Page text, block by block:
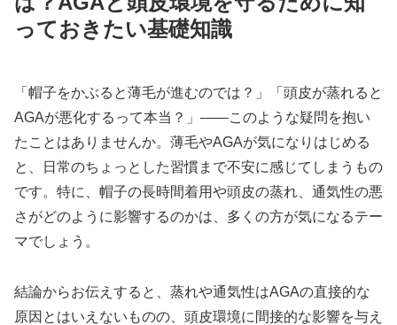
っておきたい基礎知識
「帽子をかぶると薄毛が進むのでは？」「頭皮が蒸れると
AGAが悪化するって本当？」――このような疑問を抱い
たことはありませんか。薄毛やAGAが気になりはじめる
と、日常のちょっとした習慣まで不安に感じてしまうもの
です。特に、帽子の長時間着用や頭皮の蒸れ、通気性の悪
さがどのように影響するのかは、多くの方が気になるテー
マでしょう。
結論からお伝えすると、蒸れや通気性はAGAの直接的な
原因とはいえないものの、頭皮環境に間接的な影響を与え